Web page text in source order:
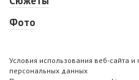
Фото
Условия использования веб-сайта
персональных данных